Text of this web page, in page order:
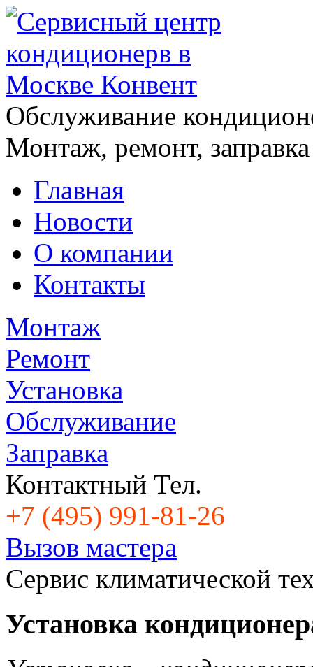
Обслуживание
Монтаж, ремонт, заправка
Главная
Новости
О компании
Контакты
Монтаж
Ремонт
Установка
Обслуживание
Заправка
Контактный Тел.
+7 (495) 991-81-26
Вызов мастера
Cервис климатической
Установка